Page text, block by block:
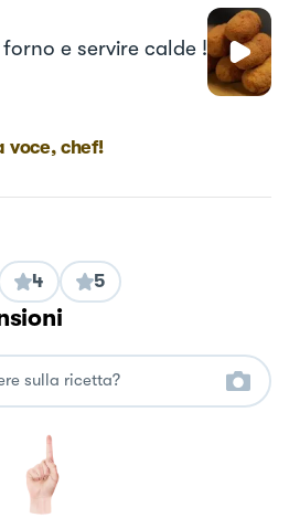
e servire calde !
voce, chef!
4 5